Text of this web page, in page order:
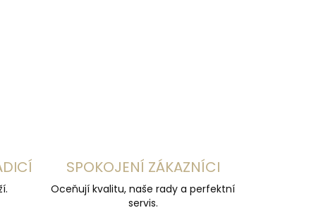
SPOKOJENÍ ZÁKAZNÍCI
Oceňují kvalitu, naše rady a perfektní
servis.